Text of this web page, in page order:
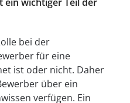
bei der
für eine
ist oder nicht. Daher
über ein
verfügen. Ein